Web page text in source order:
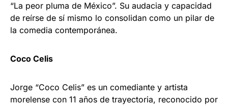
“La peor pluma de México”. Su audacia y capacidad
de reírse de sí mismo lo consolidan como un pilar de
la comedia contemporánea.
Coco Celis
Jorge “Coco Celis” es un comediante y artista
morelense con 11 años de trayectoria, reconocido por